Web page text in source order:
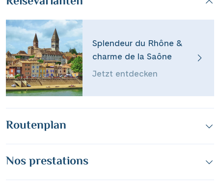
Teile diese Reise
Idylle sur la Saône & éclat du Rhône
Facebook
Splendeur du Rhône &
charme de la Saône
Jetzt entdecken
Routenplan
Nos prestations